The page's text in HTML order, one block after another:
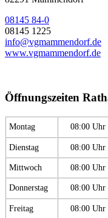
08145 84-0
08145 1225
info@vgmammendorf.de
www.vgmammendorf.de
Öffnungszeiten
Montag 08:00 Uhr
Dienstag 08:00 Uhr
Mittwoch 08:00 Uhr
Donnerstag 08:00 Uhr
Freitag 08:00 Uhr